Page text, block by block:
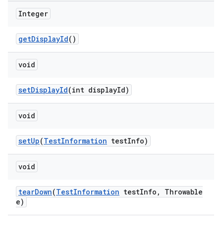
Integer
getDisplayId()
void
setDisplayId(int displayId)
void
setUp(TestInformation testInfo)
void
tearDown(TestInformation testInfo ,
Throwable
e)